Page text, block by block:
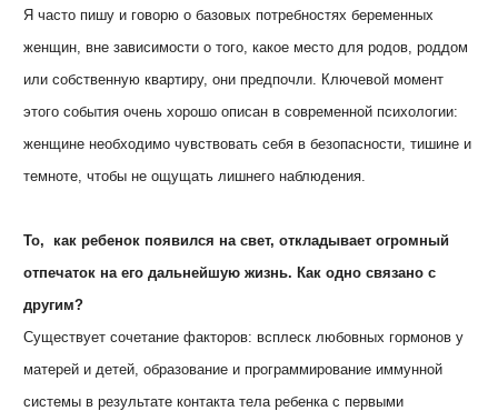
Я часто пишу и говорю о базовых потребностях беременных
женщин, вне зависимости о того, какое место для родов, роддом
или собственную квартиру, они предпочли. Ключевой момент
этого события очень хорошо описан в современной психологии:
женщине необходимо чувствовать себя в безопасности, тишине и
темноте, чтобы не ощущать лишнего наблюдения.
То, как ребенок появился на свет, откладывает огромный
отпечаток на его дальнейшую жизнь. Как одно связано с
другим?
Существует сочетание факторов: всплеск любовных гормонов у
матерей и детей, образование и программирование иммунной
системы в результате контакта тела ребенка с первыми